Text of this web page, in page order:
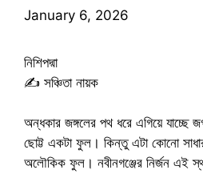
January 6, 2026
নিশিপদ্মা
✍️ সঞ্চিতা নায়ক
অন্ধকার জঙ্গলের পথ ধরে এগিয়ে যাচ্ছে
ছোট্ট একটা ফুল। কিন্তু এটা কোনো
অলৌকিক ফুল। নবীনগঞ্জের নির্জন এই